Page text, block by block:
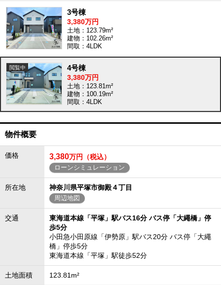
3号棟
3,380万円
土地：123.79m²
建物：102.26m²
間取：4LDK
4号棟
3,380万円
土地：123.81m²
建物：100.19m²
間取：4LDK
物件概要
価格 3,380万円（税込）
ローンシミュレーション
所在地 神奈川県平塚市御殿４丁目
周辺地図
交通
東海道本線「平塚」駅バス16分 バス停「大繩橋」停
歩5分
小田急小田原線「伊勢原」駅バス20分 バス停「大繩
橋」停歩5分
東海道本線「平塚」駅徒歩52分
土地面積 123.81m²